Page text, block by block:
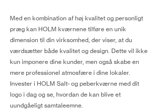
Med en kombination af høj kvalitet og personligt
præg kan HOLM kværnene tilføre en unik
dimension til din virksomhed, der viser, at du
værdsætter både kvalitet og design. Dette vil ikke
kun imponere dine kunder, men også skabe en
mere professionel atmosfære i dine lokaler.
Invester i HOLM Salt- og peberkværne med dit
logo i dag og se, hvordan de kan blive et
uundgåeligt samtaleemne.